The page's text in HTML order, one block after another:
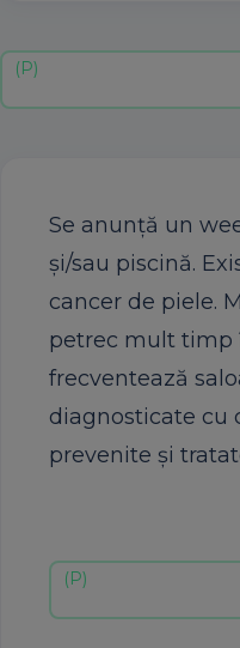
Se anunţă un
şi/sau piscină.
cancer de piele.
petrec mult timp
frecventează
diagnosticate cu
prevenite şi